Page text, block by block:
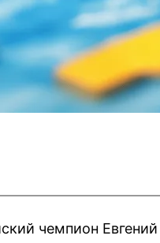
чемпион